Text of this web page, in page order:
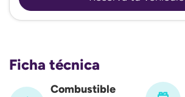
Ficha técnica
Combustible